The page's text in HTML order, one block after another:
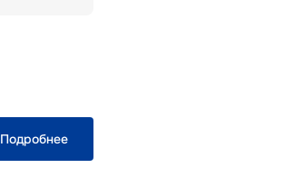
Подробнее